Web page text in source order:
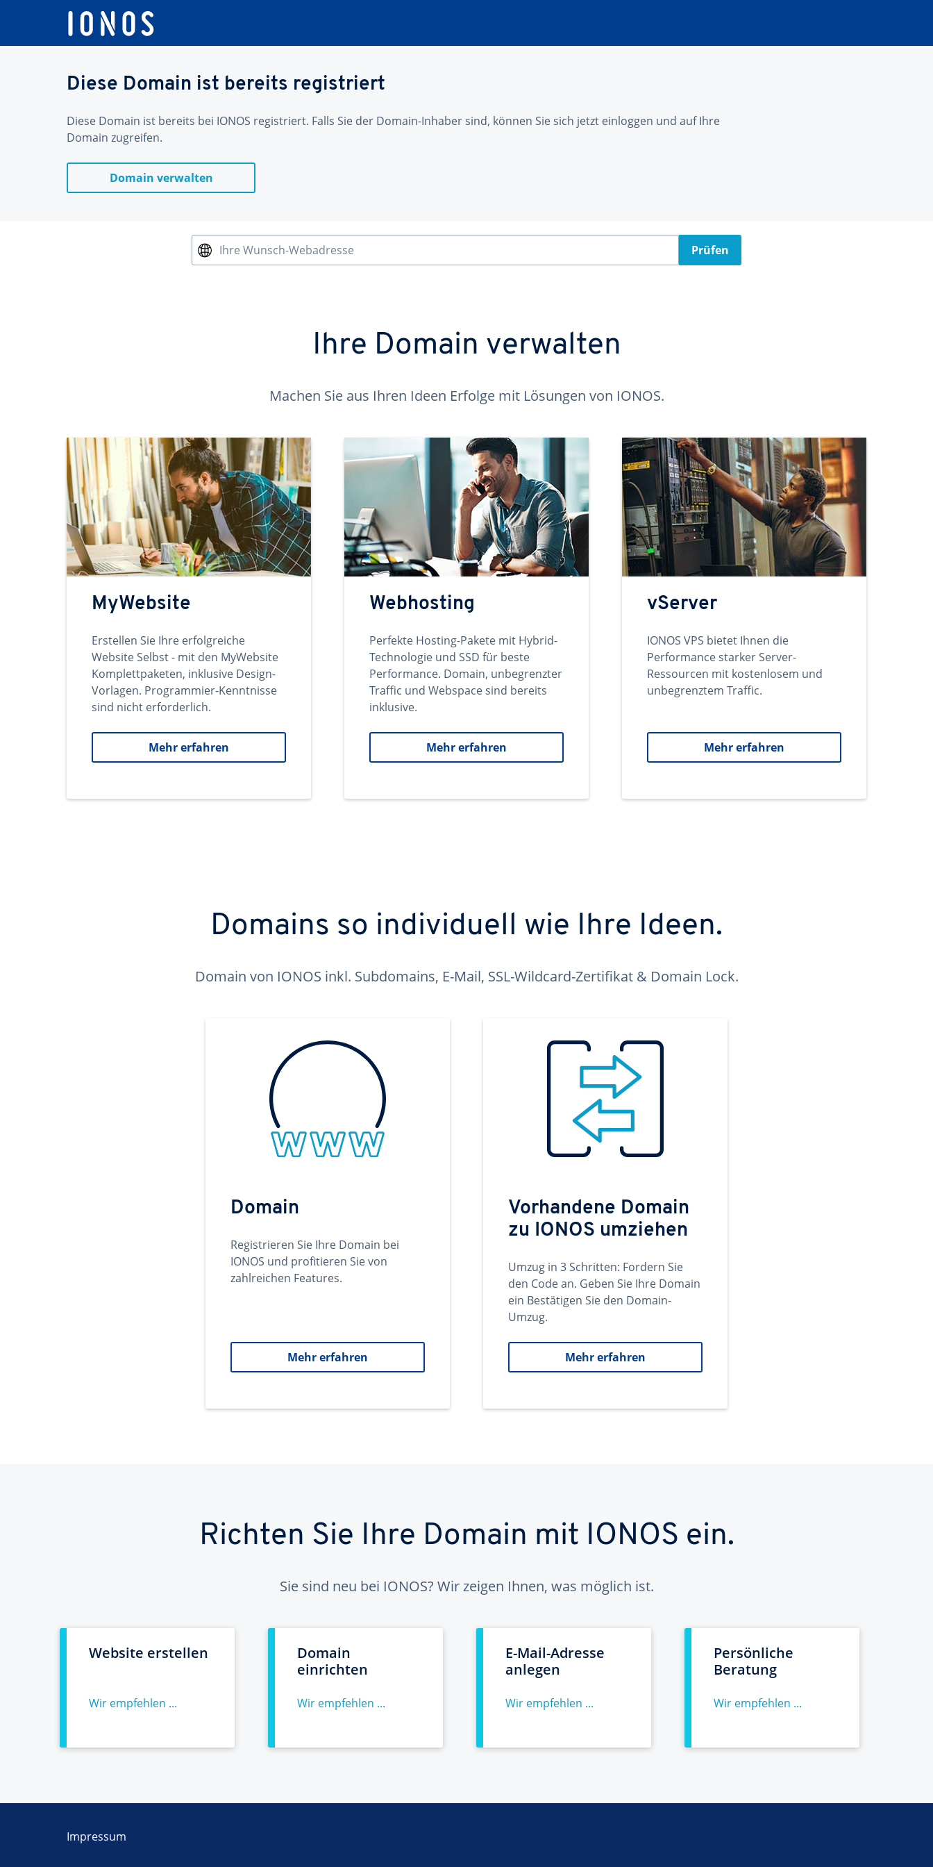
Diese Domain ist bereits registriert
Diese Domain ist bereits bei IONOS registriert. Falls Sie der Domain-Inhaber sind, können Sie sich jetzt einloggen und auf Ihre
Domain zugreifen.
Domain verwalten
Ihre Wunsch-Webadresse Prüfen
Ihre Domain verwalten
Machen Sie aus Ihren Ideen Erfolge mit Lösungen von IONOS.
MyWebsite
Erstellen Sie Ihre erfolgreiche
Website Selbst - mit den MyWebsite
Komplettpaketen, inklusive Design-
Vorlagen. Programmier-Kenntnisse
sind nicht erforderlich.
Mehr erfahren
Webhosting
Perfekte Hosting-Pakete mit Hybrid-
Technologie und SSD für beste
Performance. Domain, unbegrenzter
Traffic und Webspace sind bereits
inklusive.
Mehr erfahren
vServer
IONOS VPS bietet Ihnen die
Performance starker Server-
Ressourcen mit kostenlosem und
unbegrenztem Traffic.
Mehr erfahren
Domains so individuell wie Ihre Ideen.
Domain von IONOS inkl. Subdomains, E-Mail, SSL-Wildcard-Zertifikat & Domain Lock.
Domain
Registrieren Sie Ihre Domain bei
IONOS und profitieren Sie von
zahlreichen Features.
Mehr erfahren
Vorhandene Domain
zu IONOS umziehen
Umzug in 3 Schritten: Fordern Sie
den Code an. Geben Sie Ihre Domain
ein Bestätigen Sie den Domain-
Umzug.
Mehr erfahren
Richten Sie Ihre Domain mit IONOS ein.
Sie sind neu bei IONOS? Wir zeigen Ihnen, was möglich ist.
Website erstellen
Wir empfehlen ...
Domain
einrichten
Wir empfehlen ...
E-Mail-Adresse
anlegen
Wir empfehlen ...
Persönliche
Beratung
Wir empfehlen ...
Impressum